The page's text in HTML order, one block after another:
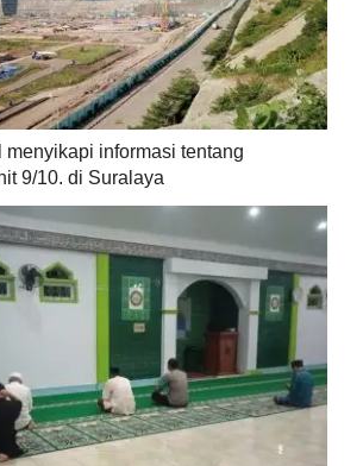
menyikapi informasi tentang
9/10. di Suralaya